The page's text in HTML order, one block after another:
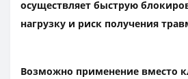
осуществляет быструю
нагрузку и риск получения
Возможно применение вместо